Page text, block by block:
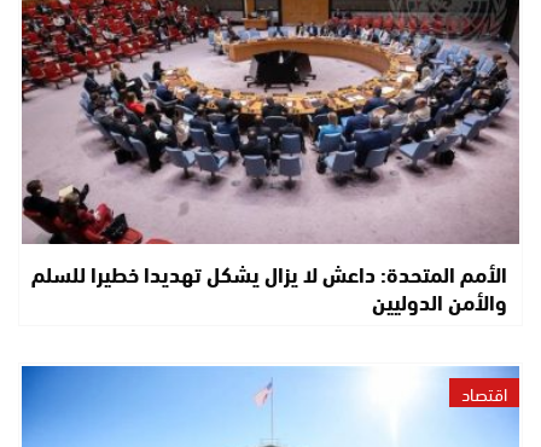
الأمم المتحدة: داعش لا يزال يشكل تهديدا خطيرا للسلم
والأمن الدوليين
اقتصاد